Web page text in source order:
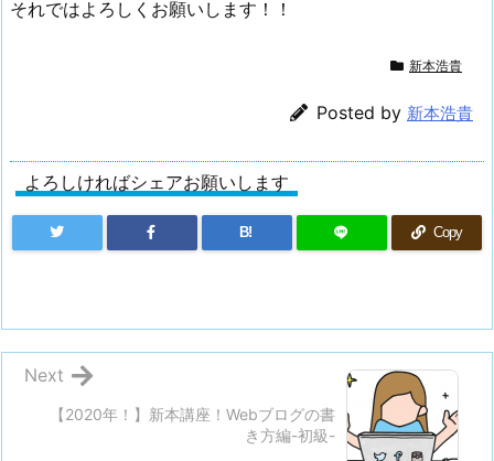
それではよろしくお願いします！！
新本浩貴
Posted by 新本浩貴
よろしければシェアお願いします
B! Copy
【2020年！】新本講座！Webブログの書
き方編-初級-
Next